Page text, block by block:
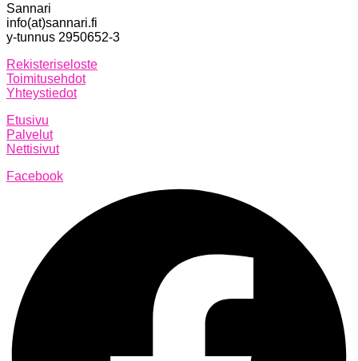
Sannari
info(at)sannari.fi
y-tunnus 2950652-3
Rekisteriseloste
Toimitusehdot
Yhteystiedot
Etusivu
Palvelut
Nettisivut
Facebook